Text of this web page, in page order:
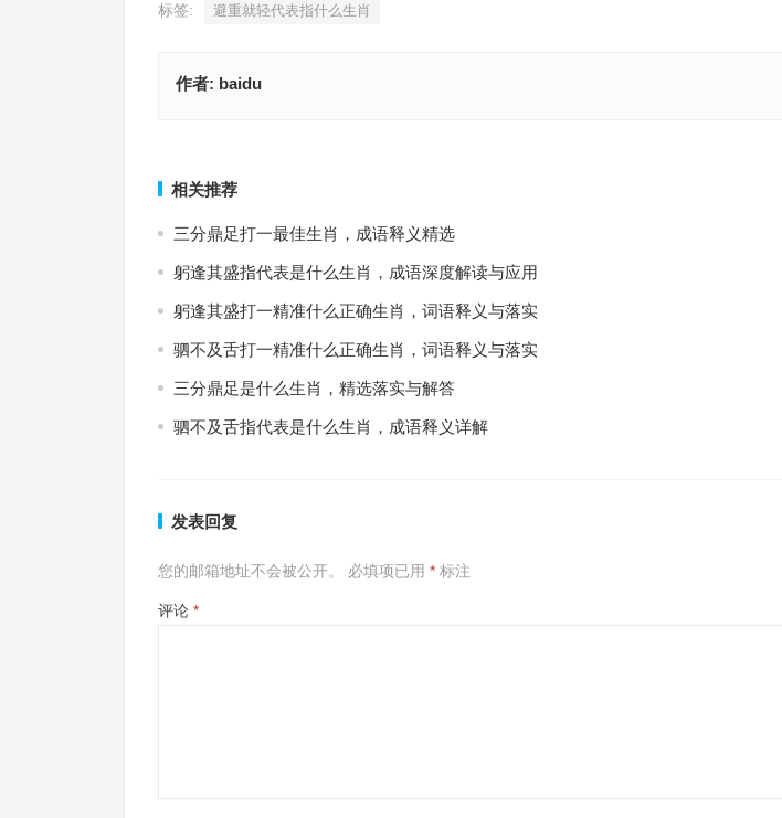
标签: 避重就轻代表指什么生肖
作者: baidu
相关推荐
三分鼎足打一最佳生肖，成语释义精选
躬逢其盛指代表是什么生肖，成语深度解读与应用
躬逢其盛打一精准什么正确生肖，词语释义与落实
驷不及舌打一精准什么正确生肖，词语释义与落实
三分鼎足是什么生肖，精选落实与解答
驷不及舌指代表是什么生肖，成语释义详解
发表回复
您的邮箱地址不会被公开。 必填项已用 * 标注
评论 *